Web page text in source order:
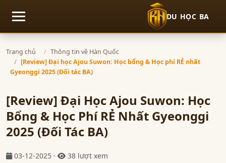
Mở menu DU HỌC BA
Trang chủ
Thông tin về Hàn Quốc
[Review] Đại học Ajou Suwon: Học bổng & Học phí RẺ nhất
Gyeonggi 2025 (Đối tác BA)
[Review] Đại Học Ajou Suwon: Học
Bổng & Học Phí RẺ Nhất Gyeonggi
2025 (Đối Tác BA)
03-12-2025 · 38 lượt xem